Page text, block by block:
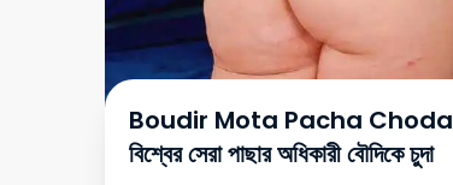
Boudir Mota Pacha Choda
বিশ্বের সেরা পাছার অধিকারী বৌদিকে চুদা